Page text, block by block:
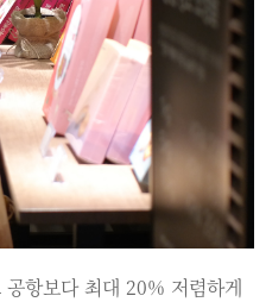
항보다 최대 20% 저렴하게